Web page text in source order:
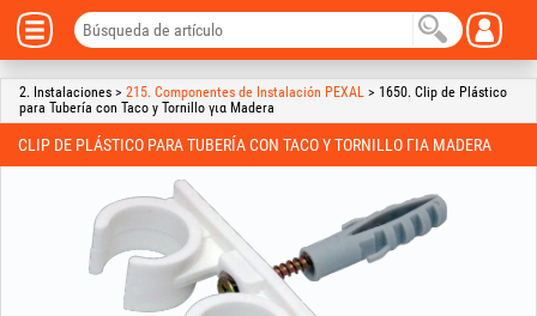
2. Instalaciones > 215. Componentes de Instalación PEXAL > 1650. Clip de Plástico
para Tubería con Taco y Tornillo για Madera
CLIP DE PLÁSTICO PARA TUBERÍA CON TACO Y TORNILLO ΓΙΑ MADERA